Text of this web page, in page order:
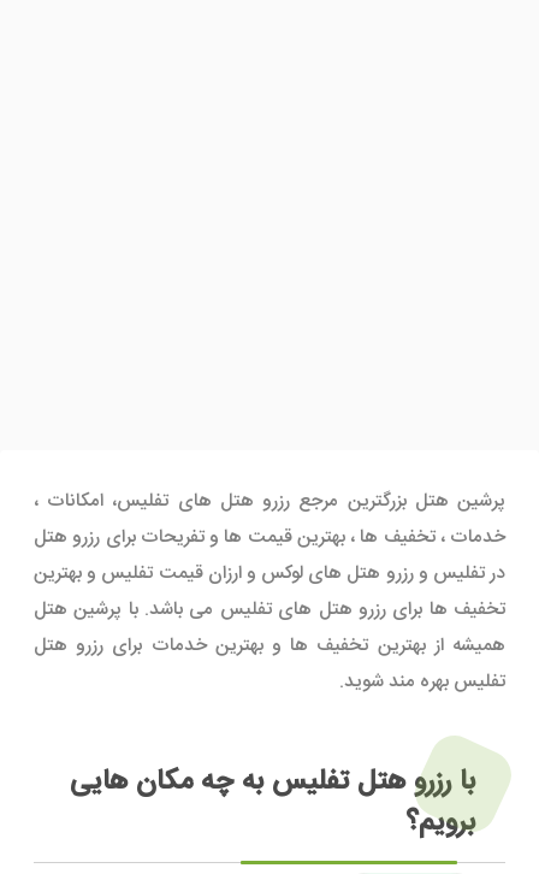
پرشین هتل بزرگترین مرجع رزرو هتل های تفلیس، امکانات ،
خدمات ، تخفیف ها ، بهترین قیمت ها و تفریحات برای رزرو هتل
در تفلیس و رزرو هتل های لوکس و ارزان قیمت تفلیس و بهترین
تخفیف ها برای رزرو هتل های تفلیس می باشد. با پرشین هتل
همیشه از بهترین تخفیف ها و بهترین خدمات برای رزرو هتل
تفلیس بهره مند شوید.
با رزرو هتل تفلیس به چه مکان هایی
برویم؟